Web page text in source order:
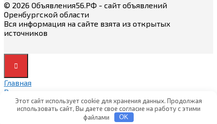
© 2026 Объявления56.РФ - сайт объявлений
Оренбургской области
Вся информация на сайте взята из открытых
источников
Главная
Вход
Вход
Регистрация
Этот сайт использует cookie для хранения данных. Продолжая
использовать сайт, Вы даете свое согласие на работу с этими
файлами
OK